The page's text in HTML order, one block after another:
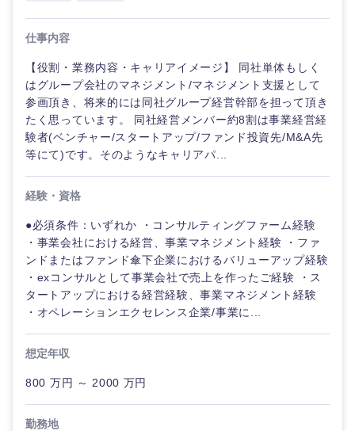
仕事内容
【役割・業務内容・キャリアイメージ】 同社単体もしく
はグループ会社のマネジメント/マネジメント支援として
参画頂き、将来的には同社グループ経営幹部を担って頂き
たく思っています。 同社経営メンバー約8割は事業経営経
験者(ベンチャー/スタートアップ/ファンド投資先/M&A先
等にて)です。そのようなキャリアパ...
経験・資格
●必須条件：いずれか ・コンサルティングファーム経験
・事業会社における経営、事業マネジメント経験 ・ファ
ンドまたはファンド傘下企業におけるバリューアップ経験
・exコンサルとして事業会社で売上を作ったご経験 ・ス
タートアップにおける経営経験、事業マネジメント経験
・オペレーションエクセレンス企業/事業に...
想定年収
800 万円 ～ 2000 万円
勤務地